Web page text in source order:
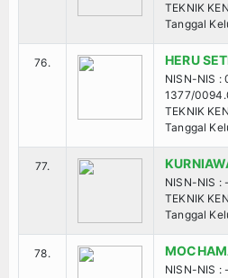
TEKNIK
Tanggal
76. HERU
NISN-NIS :
1377/
TEKNIK
Tanggal
77.
NISN-NIS :
TEKNIK
Tanggal
78.
NISN-NIS :